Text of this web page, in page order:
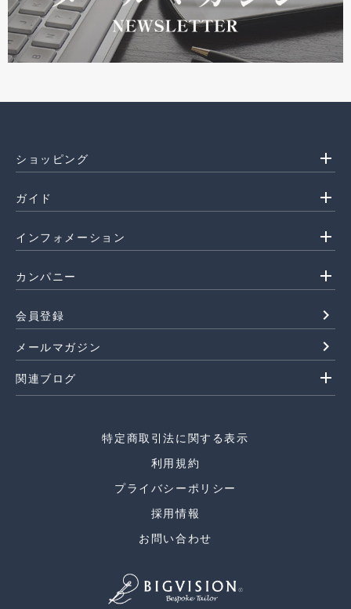
ショッピング add
ガイド add
インフォメーション add
カンパニー add
会員登録 navigate_next
メールマガジン navigate_next
関連ブログ add
特定商取引法に関する表示
利用規約
プライバシーポリシー
採用情報
お問い合わせ